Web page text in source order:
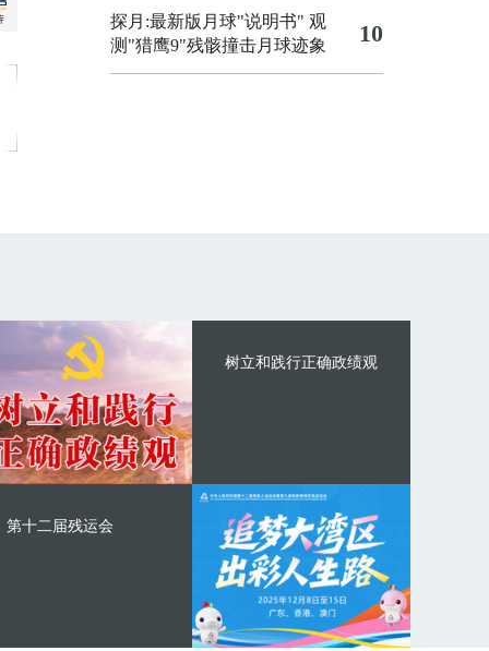
探月:最新版月球"说明书" 观
测"猎鹰9"残骸撞击月球迹象
10
树立和践行正确政绩观
第十二届残运会